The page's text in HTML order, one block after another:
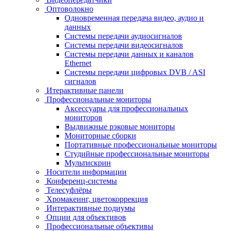
Оптоволокно
Одновременная передача видео, аудио и
данных
Системы передачи аудиосигналов
Системы передачи видеосигналов
Системы передачи данных и каналов
Ethernet
Системы передачи цифровых DVB / ASI
сигналов
Итерактивные панели
Профессиональные мониторы
Аксессуары для профессиональных
мониторов
Выдвижные рэковые мониторы
Мониторные сборки
Портативные профессиональные мониторы
Студийные профессиональные мониторы
Мультискрин
Носители информации
Конференц-системы
Телесуфлёры
Хромакеинг, цветокоррекция
Интерактивные подиумы
Опции для объективов
Профессиональные объективы